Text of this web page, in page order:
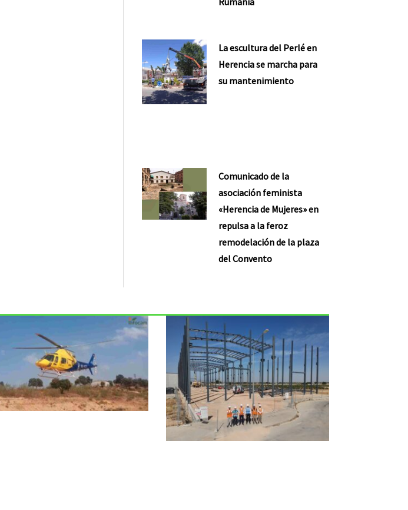
La escultura del Perlé en
Herencia se marcha para
su mantenimiento
Comunicado de la
asociación feminista
«Herencia de Mujeres» en
repulsa a la feroz
remodelación de la plaza
del Convento